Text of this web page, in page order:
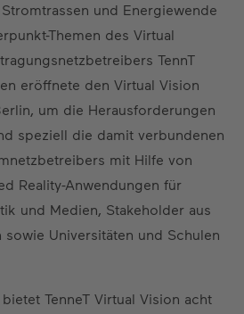
und Energiewende
Themen des Virtual
TennT
eröffnete den Virtual Vision
um die Herausforderungen
speziell die damit verbundenen
mit Hilfe von
Reality-Anwendungen für
und Medien, Stakeholder aus
sowie Universitäten und Schulen
TenneT Virtual Vision acht